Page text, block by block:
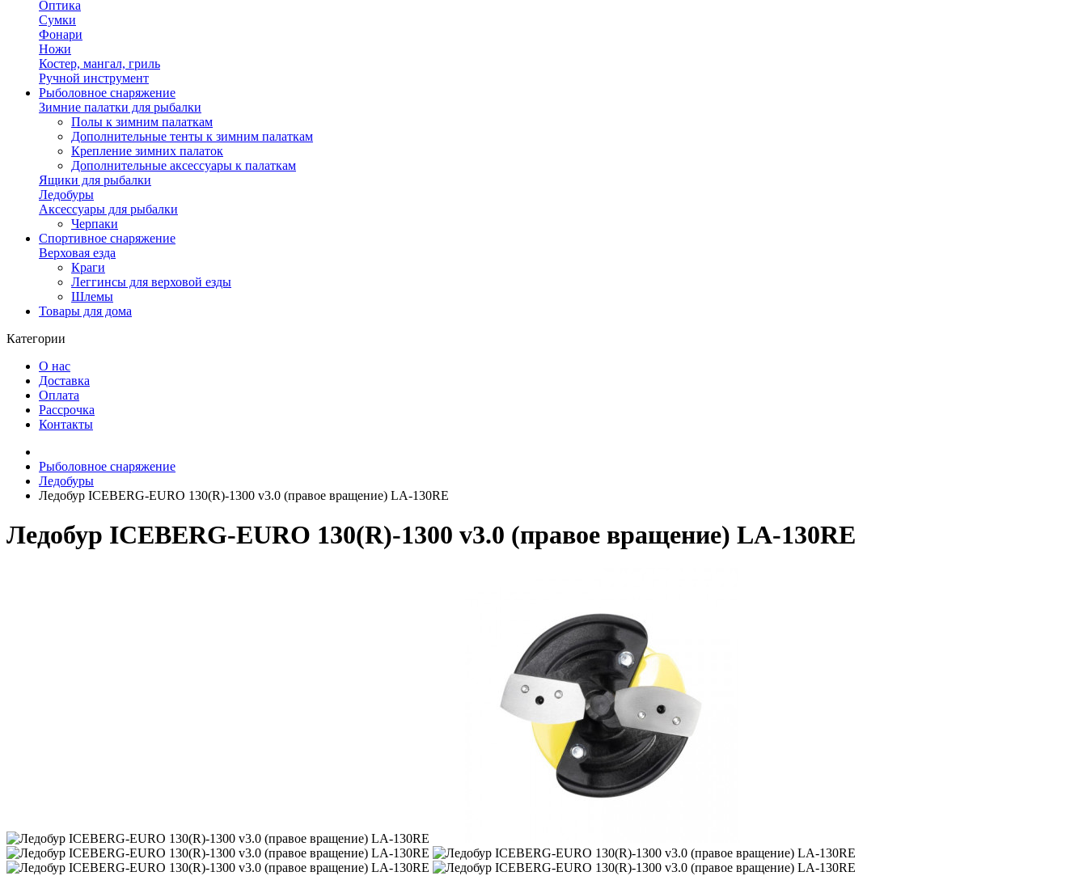
Оптика
Сумки
Фонари
Ножи
Костер, мангал, гриль
Ручной инструмент
Рыболовное снаряжение
Зимние палатки для рыбалки
Полы к зимним палаткам
Дополнительные тенты к зимним палаткам
Крепление зимних палаток
Дополнительные аксессуары к палаткам
Ящики для рыбалки
Ледобуры
Аксессуары для рыбалки
Черпаки
Спортивное снаряжение
Верховая езда
Краги
Леггинсы для верховой езды
Шлемы
Товары для дома
Категории
О нас
Доставка
Оплата
Рассрочка
Контакты
Рыболовное снаряжение
Ледобуры
Ледобур ICEBERG-EURO 130(R)-1300 v3.0 (правое вращение) LA-130RE
Ледобур ICEBERG-EURO 130(R)-1300 v3.0 (правое вращение) LA-130RE